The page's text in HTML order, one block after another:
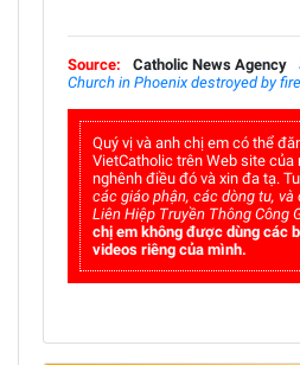
Source: Catholic News Agency
Church in Phoenix destroyed by
Quý vị và anh chị em có thể
VietCatholic trên Web site của
nghênh điều đó và xin đa tạ.
các giáo phận, các dòng tu,
Liên Hiệp Truyền Thông Công
chị em không được dùng các
videos riêng của mình.